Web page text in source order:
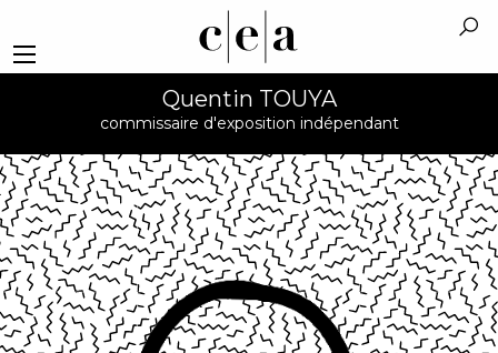
Quentin TOUYA
commissaire d'exposition indépendant